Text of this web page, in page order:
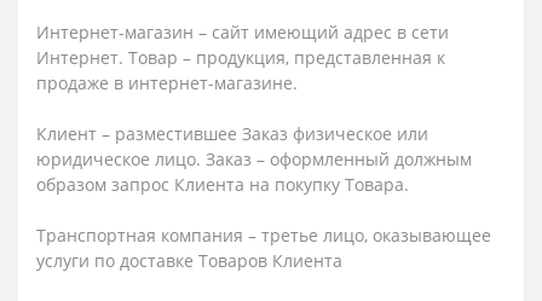
Интернет-магазин – сайт имеющий адрес в сети
Интернет. Товар – продукция, представленная к
продаже в интернет-магазине.
Клиент – разместившее Заказ физическое или
юридическое лицо. Заказ – оформленный должным
образом запрос Клиента на покупку Товара.
Транспортная компания – третье лицо, оказывающее
услуги по доставке Товаров Клиента